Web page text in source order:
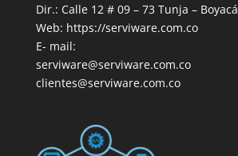
Dir.: Calle 12 # 09 – 73 Tunja – Boyacá
Web: https://serviware.com.co
E- mail:
serviware@serviware.com.co
clientes@serviware.com.co